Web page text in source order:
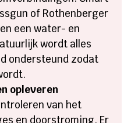
of Rothenberger
een water- en
wordt alles
ondersteund zodat
opleveren
van het
en doorstroming. Er